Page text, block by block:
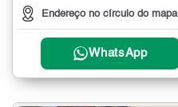
Endereço no círculo do mapa
WhatsApp